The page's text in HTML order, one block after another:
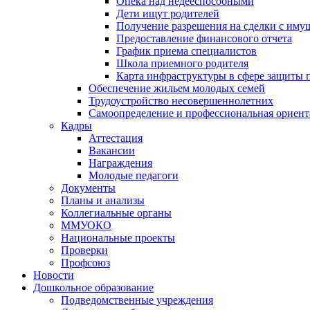
Дети ищут родителей
Получение разрешения на сделки с
Предоставление финансового отчета
График приема специалистов
Школа приемного родителя
Карта инфраструктуры в сфере защиты
Обеспечение жильем молодых семей
Трудоустройство несовершеннолетних
Самоопределение и профессиональная
Кадры
Аттестация
Вакансии
Награждения
Молодые педагоги
Документы
Планы и анализы
Коллегиальные органы
ММУОКО
Национальные проекты
Проверки
Профсоюз
Новости
Дошкольное образование
Подведомственные учреждения